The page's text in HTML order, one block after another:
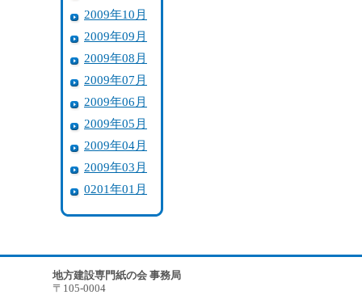
2009年10月
2009年09月
2009年08月
2009年07月
2009年06月
2009年05月
2009年04月
2009年03月
0201年01月
地方建設専門紙の会 事務局
〒105-0004